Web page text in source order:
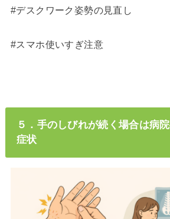
#デスクワーク姿勢の見直し
#スマホ使いすぎ注意
５．手のしびれが続く場合は病
症状